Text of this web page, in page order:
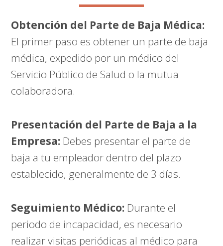
Obtención del Parte de Baja Médica:
El primer paso es obtener un parte de baja
médica, expedido por un médico del
Servicio Público de Salud o la mutua
colaboradora.
Presentación del Parte de Baja a la
Empresa: Debes presentar el parte de
baja a tu empleador dentro del plazo
establecido, generalmente de 3 días.
Seguimiento Médico: Durante el
periodo de incapacidad, es necesario
realizar visitas periódicas al médico para